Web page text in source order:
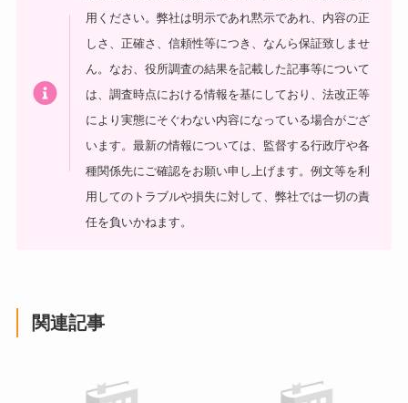
用ください。弊社は明示であれ黙示であれ、内容の正
しさ、正確さ、信頼性等につき、なんら保証致しませ
ん。なお、役所調査の結果を記載した記事等について
は、調査時点における情報を基にしており、法改正等
により実態にそぐわない内容になっている場合がござ
います。最新の情報については、監督する行政庁や各
種関係先にご確認をお願い申し上げます。例文等を利
用してのトラブルや損失に対して、弊社では一切の責
任を負いかねます。
関連記事